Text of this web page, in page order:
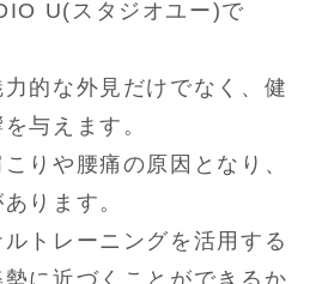
U(スタジオユー)で
的な外見だけでなく、健
与えます。
りや腰痛の原因となり、
ります。
トレーニングを活用する
に近づくことができるか